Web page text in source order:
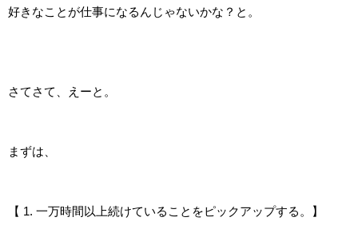
好きなことが仕事になるんじゃないかな？と。
さてさて、えーと。
まずは、
【 1. 一万時間以上続けていることをピックアップする。】